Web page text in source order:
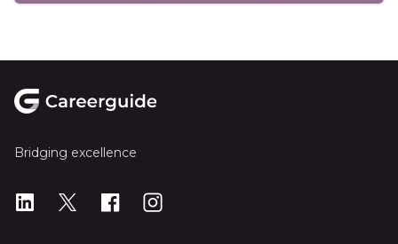
Bridging excellence
LinkedIn
X Instagram